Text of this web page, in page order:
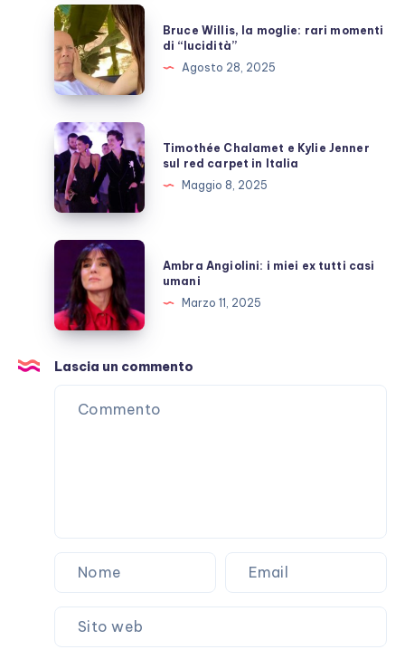
inutili
polemiche
Bruce
Willis,
la
moglie:
rari
momenti
di
“lucidità”
Bruce Willis, la moglie: rari momenti
di “lucidità”
Agosto 28, 2025
Timothée
Chalamet
e
Kylie
Jenner
sul
carpet
in
Italia
Timothée Chalamet e Kylie Jenner
sul red carpet in Italia
Maggio 8, 2025
Ambra
Angiolini:
miei
ex
tutti
casi
umani
Ambra Angiolini: i miei ex tutti casi
umani
Marzo 11, 2025
Lascia un commento